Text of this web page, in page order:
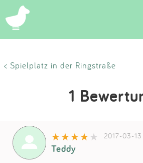
Suchen
< Spielplatz in der Ringstraße
1
2017-03-13
Teddy